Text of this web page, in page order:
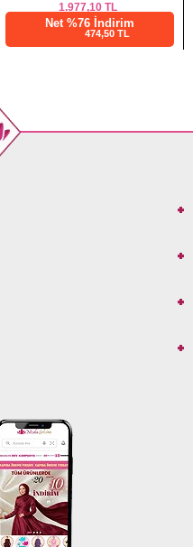
1.977,10 TL
Net %76 İndirim
474,50 TL